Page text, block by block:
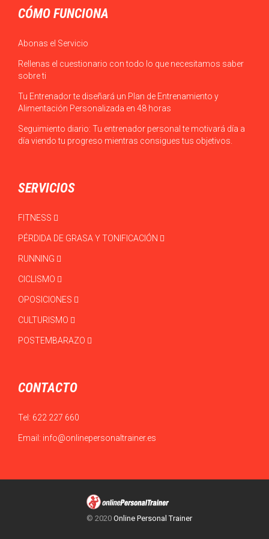
CÓMO FUNCIONA
Abonas el Servicio
Rellenas el cuestionario con todo lo que necesitamos saber
sobre ti
Tu Entrenador te diseñará un Plan de Entrenamiento y
Alimentación Personalizada en 48 horas
Seguimiento diario: Tu entrenador personal te motivará día a
día viendo tu progreso mientras consigues tus objetivos.
SERVICIOS
FITNESS
PÉRDIDA DE GRASA Y TONIFICACIÓN
RUNNING
CICLISMO
OPOSICIONES
CULTURISMO
POSTEMBARAZO
CONTACTO
Tel: 622 227 660
Email: info@onlinepersonaltrainer.es
© 2020 Online Personal Trainer